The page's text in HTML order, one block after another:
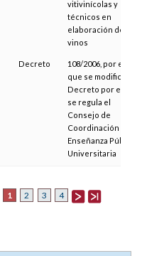
vitivinícolas y
técnicos en
elaboración de
vinos
Decreto
108/2006, por el
que se modifica el
Decreto por el que
se regula el
Consejo de
Coordinación de la
Enseñanza Pública
Universitaria
1 2 3 4